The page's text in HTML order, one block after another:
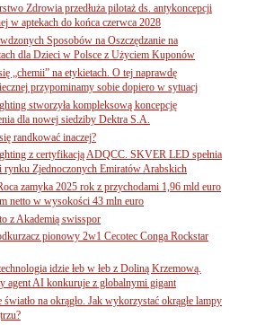
Zdrowia przedłuża pilotaż ds. antykoncepcji
w aptekach do końca czerwca 2028
Sposobów na Oszczędzanie na
dla Dzieci w Polsce z Użyciem Kuponów
„chemii” na etykietach. O tej naprawdę
przypominamy sobie dopiero w sytuacj
stworzyła kompleksową koncepcję
dla nowej siedziby Dektra S.A.
randkować inaczej?
z certyfikacją ADQCC. SKVER LED spełnia
rynku Zjednoczonych Emiratów Arabskich
zamyka 2025 rok z przychodami 1,96 mld euro
netto w wysokości 43 mln euro
z Akademią swisspor
pionowy 2w1 Cecotec Conga Rockstar
idzie łeb w łeb z Doliną Krzemową.
agent AI konkuruje z globalnymi gigant
na okrągło. Jak wykorzystać okrągłe lampy